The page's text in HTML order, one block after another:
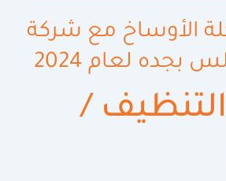
الأوساخ مع شركة
لعام 2024
/